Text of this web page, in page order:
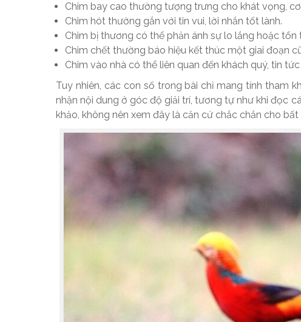
Chim bay cao thường tượng trưng cho khát vọng,
Chim hót thường gắn với tin vui, lời nhắn tốt lành.
Chim bị thương có thể phản ánh sự lo lắng hoặc tổn
Chim chết thường báo hiệu kết thúc một giai đoạn
Chim vào nhà có thể liên quan đến khách quý, tin
Tuy nhiên, các con số trong bài chỉ mang tính tham
nhận nội dung ở góc độ giải trí, tương tự như khi đọc
khảo, không nên xem đây là căn cứ chắc chắn cho